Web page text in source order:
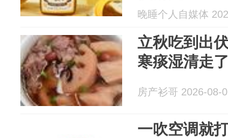
晚睡个人自媒体
立秋吃到出
寒痰湿清走
房产衫哥 2026-08-
一吹空调就